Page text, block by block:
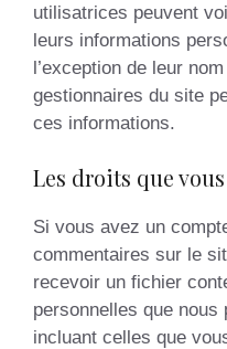
utilisatrices peuvent
leurs informations
l’exception de leur
gestionnaires du site
ces informations.
Les droits que
Si vous avez un
commentaires sur le
recevoir un fichier
personnelles que
incluant celles que